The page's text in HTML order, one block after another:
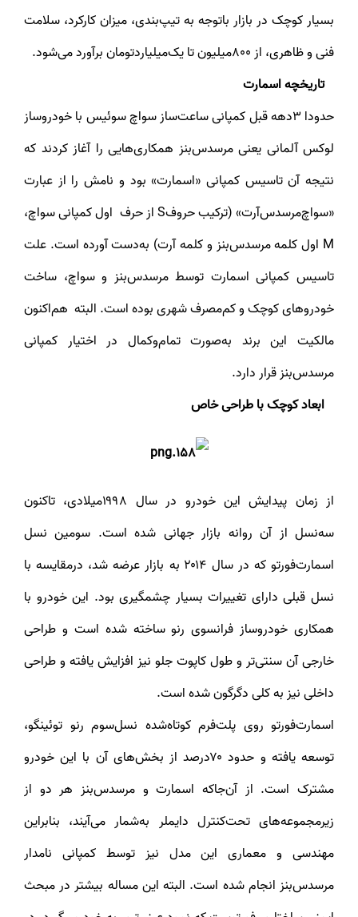
بسیار کوچک در بازار باتوجه به تیپ‌بندی، میزان کارکرد، سلامت
فنی و ظاهری، از 800میلیون‌ تا یک‌میلیاردتومان برآورد می‌شود.
تاریخچه اسمارت
حدودا 3دهه قبل کمپانی ساعت‌ساز سواچ سوئیس با خودروساز
لوکس آلمانی یعنی مرسدس‌بنز همکاری‌هایی را آغاز کردند که
نتیجه آن تاسیس کمپانی «اسمارت» بود و نامش را از عبارت
«سواچ‌مرسدس‌آرت» (ترکیب حروفS از حرف اول کمپانی سواچ،
M اول کلمه مرسدس‌بنز و کلمه آرت) به‌دست آورده است. علت
تاسیس کمپانی اسمارت توسط مرسدس‌بنز و سواچ، ساخت
خودروهای کوچک و کم‌مصرف شهری بوده است. البته هم‌اکنون
مالکیت این برند به‌صورت تمام‌وکمال در اختیار کمپانی
مرسدس‌بنز قرار دارد.
ابعاد کوچک با طراحی خاص
از زمان پیدایش این خودرو در سال ۱۹۹۸میلادی، تاکنون
سه‌نسل از آن روانه بازار جهانی شده است. سومین نسل
اسمارت‌فورتو که در سال ۲۰۱۴ به بازار عرضه شد، درمقایسه با
نسل قبلی دارای تغییرات بسیار چشمگیری بود. این خودرو با
همکاری خودروساز فرانسوی رنو ساخته شده است و طراحی
خارجی آن سنتی‌تر و طول کاپوت جلو نیز افزایش یافته و طراحی
داخلی نیز به کلی دگرگون شده است.
اسمارت‌فورتو روی پلت‌فرم کوتاه‌شده نسل‌سوم رنو توئینگو،
توسعه یافته و حدود ۷۰درصد از بخش‌های آن با این خودرو
مشترک است. از آن‌جاکه اسمارت و مرسدس‌بنز هر دو از
زیرمجموعه‌های تحت‌کنترل دایملر به‌شمار می‌آیند، بنابراین
مهندسی و معماری این مدل نیز توسط کمپانی نامدار
مرسدس‌بنز انجام شده است. البته این مساله بیشتر در مبحث